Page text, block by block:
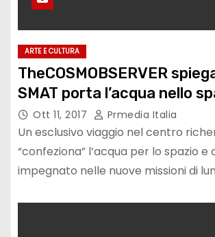
ARTE E CULTURA
TheCOSMOBSERVER
SMAT porta l’acqua nello
Ott 11, 2017 Prmedia Italia
Un esclusivo viaggio nel centro
“confeziona” l’acqua per lo spazio e
impegnato nelle nuove missioni di